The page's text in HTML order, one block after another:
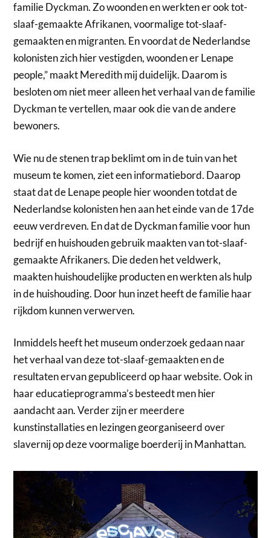
familie Dyckman. Zo woonden en werkten er ook tot-
slaaf-gemaakte Afrikanen, voormalige tot-slaaf-
gemaakten en migranten. En voordat de Nederlandse
kolonisten zich hier vestigden, woonden er Lenape
people,” maakt Meredith mij duidelijk. Daarom is
besloten om niet meer alleen het verhaal van de familie
Dyckman te vertellen, maar ook die van de andere
bewoners.
Wie nu de stenen trap beklimt om in de tuin van het
museum te komen, ziet een informatiebord. Daarop
staat dat de Lenape people hier woonden totdat de
Nederlandse kolonisten hen aan het einde van de 17de
eeuw verdreven. En dat de Dyckman familie voor hun
bedrijf en huishouden gebruik maakten van tot-slaaf-
gemaakte Afrikaners. Die deden het veldwerk,
maakten huishoudelijke producten en werkten als hulp
in de huishouding. Door hun inzet heeft de familie haar
rijkdom kunnen verwerven.
Inmiddels heeft het museum onderzoek gedaan naar
het verhaal van deze tot-slaaf-gemaakten en de
resultaten ervan gepubliceerd op haar website. Ook in
haar educatieprogramma’s besteedt men hier
aandacht aan. Verder zijn er meerdere
kunstinstallaties en lezingen georganiseerd over
slavernij op deze voormalige boerderij in Manhattan.